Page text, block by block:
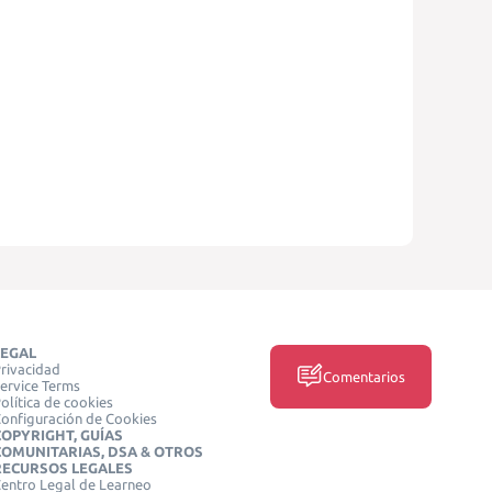
Terms
de cookies
de Cookies
GUÍAS
DSA & OTROS
LEGALES
Legal de Learneo
Comentarios